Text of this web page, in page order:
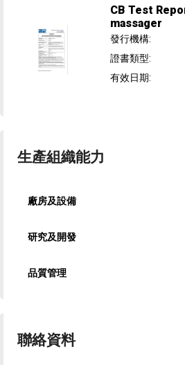
CB Test
massager
發行機構:
證書類型:
有效日期:
生產組織能力
廠房及設備
研究及開發
品質管理
聯絡資料